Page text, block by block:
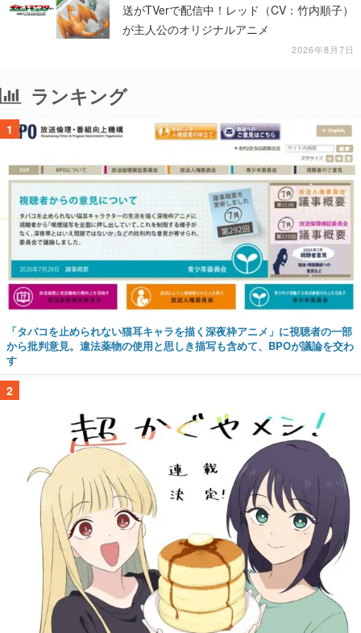
送がTVerで配信中！レッド（CV：竹内順子）
が主人公のオリジナルアニメ
2026年8月7日
ランキング
1
「タバコを止められない猫耳キャラを描く深夜枠アニメ」に視聴者の一部
から批判意見。違法薬物の使用と思しき描写も含めて、BPOが議論を交わ
す
2